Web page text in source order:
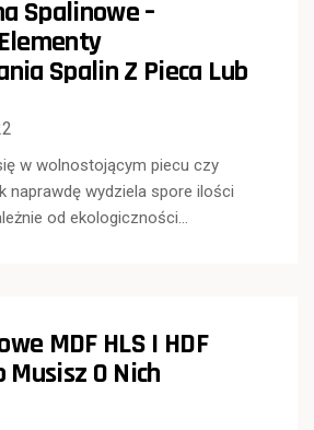
Spalinowe –
Spalin Z Pieca Lub
w wolnostojącym piecu czy
naprawdę wydziela spore ilości
od ekologiczności…
MDF HLS I HDF
Musisz O Nich